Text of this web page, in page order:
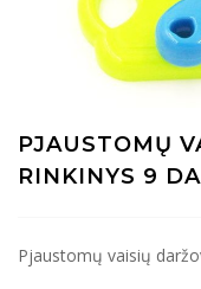
PJAUSTOMŲ
RINKINYS 9
Pjaustomų vaisių